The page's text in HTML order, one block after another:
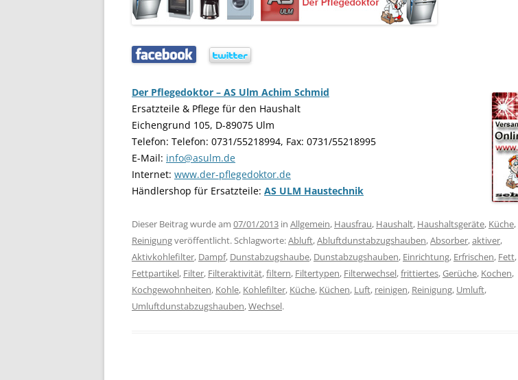
Der Pflegedoktor – AS Ulm Achim Schmid
Ersatzteile & Pflege für den Haushalt
Eichengrund 105, D-89075 Ulm
Telefon: Telefon: 0731/55218994, Fax: 0731/55218995
E-Mail: info@asulm.de
Internet: www.der-pflegedoktor.de
Händlershop für Ersatzteile: AS ULM Haustechnik
Dieser Beitrag wurde am 07/01/2013 in Allgemein, Hausfrau, Haushalt, Haushaltsgeräte, Küche,
Reinigungveröffentlicht. Schlagworte:Abluft,Abluftdunstabzugshauben,Absorber,aktiver,
Aktivkohlefilter, Dampf, Dunstabzugshaube, Dunstabzugshauben, Einrichtung, Erfrischen, Fett,
Fettpartikel, Filter, Filteraktivität,filtern, Filtertypen, Filterwechsel,frittiertes,Gerüche, Kochen,
Kochgewohnheiten, Kohle, Kohlefilter, Küche, Küchen, Luft, reinigen, Reinigung, Umluft,
Umluftdunstabzugshauben,Wechsel.